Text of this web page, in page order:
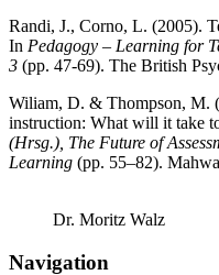
Randi, J., Corno, L. (2005).
In Pedagogy – Learning for
3 (pp. 47-69). The British
Wiliam, D. & Thompson, M.
instruction: What will it take
(Hrsg.), The Future of
Learning (pp. 55–82).
Dr. Moritz Walz
Navigation